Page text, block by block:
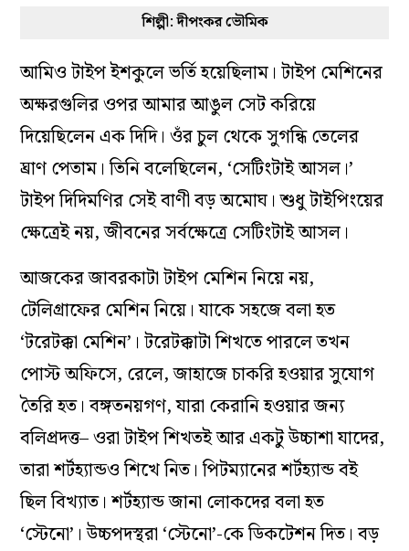
শিল্পী: দীপংকর ভৌমিক
আমিও টাইপ ইশকুলে ভর্তি হয়েছিলাম। টাইপ মেশিনের
অক্ষরগুলির ওপর আমার আঙুল সেট করিয়ে
দিয়েছিলেন এক দিদি। ওঁর চুল থেকে সুগন্ধি তেলের
ঘ্রাণ পেতাম। তিনি বলেছিলেন, ‘সেটিংটাই আসল।’
টাইপ দিদিমণির সেই বাণী বড় অমোঘ। শুধু টাইপিংয়ের
ক্ষেত্রেই নয়, জীবনের সর্বক্ষেত্রে সেটিংটাই আসল।
আজকের জাবরকাটা টাইপ মেশিন নিয়ে নয়,
টেলিগ্রাফের মেশিন নিয়ে। যাকে সহজে বলা হত
‘টরেটক্কা মেশিন’। টরেটক্কাটা শিখতে পারলে তখন
পোস্ট অফিসে, রেলে, জাহাজে চাকরি হওয়ার সুযোগ
তৈরি হত। বঙ্গতনয়গণ, যারা কেরানি হওয়ার জন‌্য
বলিপ্রদত্ত– ওরা টাইপ শিখতই আর একটু উচ্চাশা যাদের,
তারা শর্টহ‌্যান্ডও শিখে নিত। পিটম‌্যানের শর্টহ‌্যান্ড বই
ছিল বিখ‌্যাত। শর্টহ‌্যান্ড জানা লোকদের বলা হত
‘স্টেনো’। উচ্চপদস্থরা ‘স্টেনো’-কে ডিকটেশন দিত। বড়